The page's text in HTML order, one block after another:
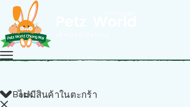
ไม่มีสินค้าในตะกร้า
Back